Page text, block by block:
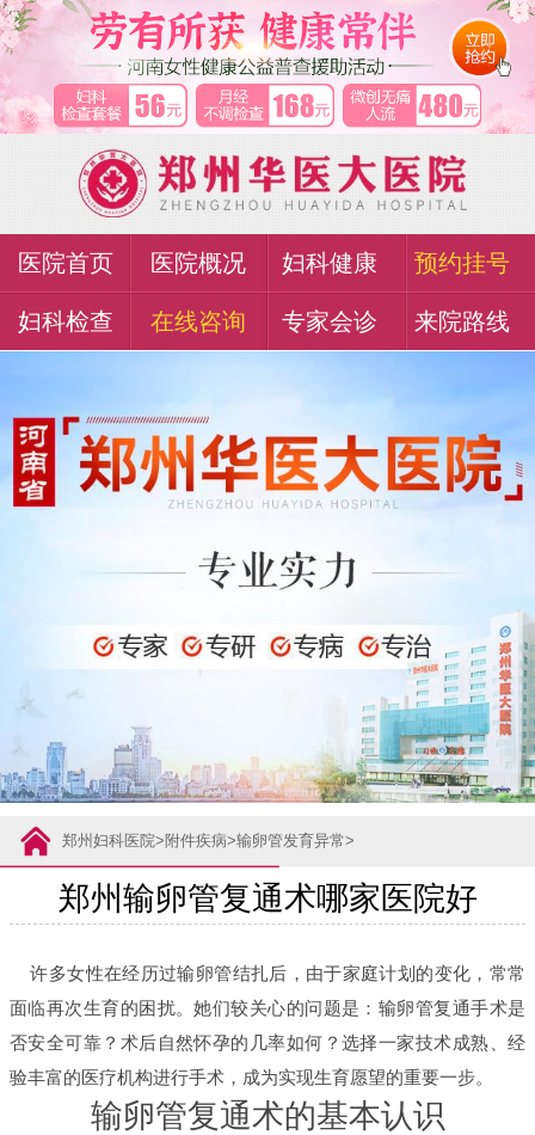
医院首页 医院概况 妇科健康 预约挂号
妇科检查 在线咨询 专家会诊 来院路线
郑州妇科医院>附件疾病>输卵管发育异常>
郑州输卵管复通术哪家医院好
许多女性在经历过输卵管结扎后，由于家庭计划的变化，常常
面临再次生育的困扰。她们较关心的问题是：输卵管复通手术是
否安全可靠？术后自然怀孕的几率如何？选择一家技术成熟、经
验丰富的医疗机构进行手术，成为实现生育愿望的重要一步。
输卵管复通术的基本认识